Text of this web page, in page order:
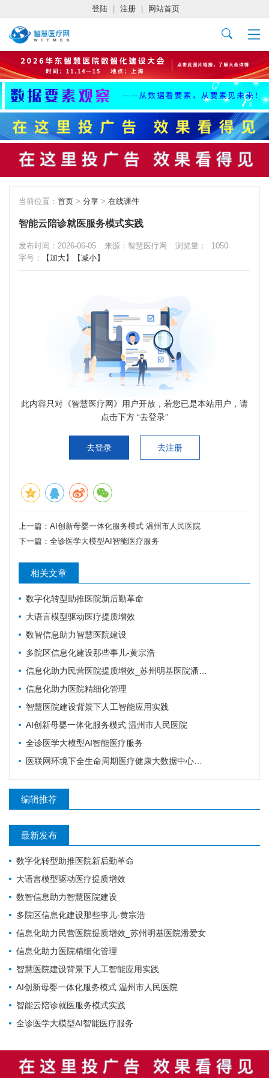
登陆 注册 网站首页
当前位置： 首页 > 分享 > 在线课件
智能云陪诊就医服务模式实践
发布时间：2026-06-05 来源：智慧医疗网 浏览量：
1050
字号：
【加大】 【减小】
此内容只对《智慧医疗网》用户开放，若您已是本站用户，请
点击下方 “去登录”
去登录 去注册
上一篇： AI创新母婴一体化服务模式 温州市人民医院
下一篇： 全诊医学大模型AI智能医疗服务
相关文章
数字化转型助推医院新后勤革命
大语言模型驱动医疗提质增效
数智信息助力智慧医院建设
多院区信息化建设那些事儿-黄宗浩
信息化助力民营医院提质增效_苏州明基医院潘爱女
信息化助力医院精细化管理
智慧医院建设背景下人工智能应用实践
AI创新母婴一体化服务模式 温州市人民医院
全诊医学大模型AI智能医疗服务
医联网环境下全生命周期医疗健康大数据中心建设探索
编辑推荐
最新发布
数字化转型助推医院新后勤革命
大语言模型驱动医疗提质增效
数智信息助力智慧医院建设
多院区信息化建设那些事儿-黄宗浩
信息化助力民营医院提质增效_苏州明基医院潘爱女
信息化助力医院精细化管理
智慧医院建设背景下人工智能应用实践
AI创新母婴一体化服务模式 温州市人民医院
智能云陪诊就医服务模式实践
全诊医学大模型AI智能医疗服务